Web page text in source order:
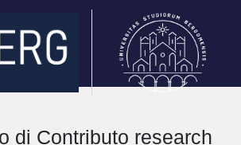
di Contributo research